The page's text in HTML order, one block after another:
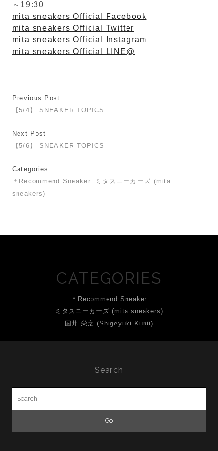
～19:30
mita sneakers Official Facebook
mita sneakers Official Twitter
mita sneakers Official Instagram
mita sneakers Official LINE@
Previous Post
【5/4】 SNEAKER TOPICS
Next Post
【5/6】 SNEAKER TOPICS
Categories
＊Recommend Sneaker
ミタスニーカーズ (mita
sneakers)
CATEGORIES
＊Recommend Sneaker
ミタスニーカーズ (mita sneakers)
国井 栄之 (Shigeyuki Kunii)
Search